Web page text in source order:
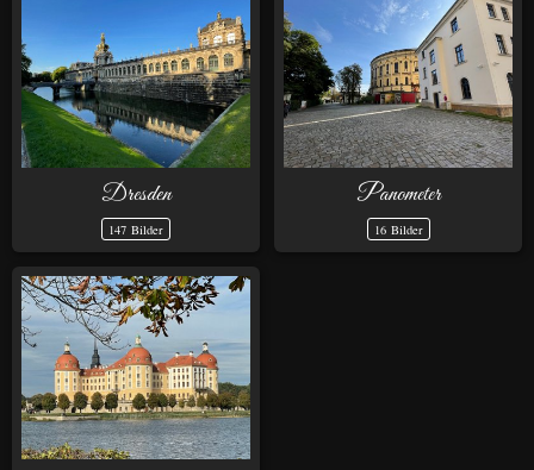
Dresden
147 Bilder
Panometer
16 Bilder